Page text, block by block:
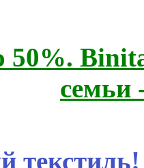
50%.
семьи